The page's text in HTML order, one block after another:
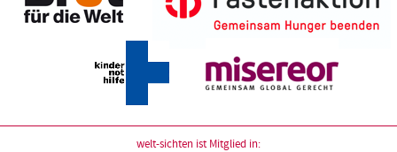
welt-sichten ist Mitglied in: